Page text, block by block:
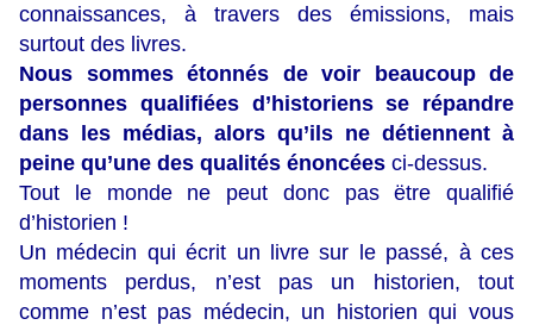
connaissances, à travers des émissions, mais
surtout des livres.
Nous sommes étonnés de voir beaucoup de
personnes qualifiées d’historiens se répandre
dans les médias, alors qu’ils ne détiennent à
peine qu’une des qualités énoncées ci-dessus.
Tout le monde ne peut donc pas ëtre qualifié
d’historien !
Un médecin qui écrit un livre sur le passé, à ces
moments perdus, n’est pas un historien, tout
comme n’est pas médecin, un historien qui vous